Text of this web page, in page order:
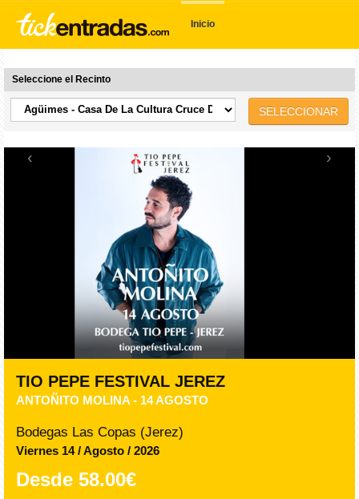
Inicio
Seleccione el Recinto
SELECCIONAR
‹ ›
TIO PEPE FESTIVAL JEREZ
ANTOÑITO MOLINA - 14 AGOSTO
Bodegas Las Copas (Jerez)
Viernes 14 / Agosto / 2026
Desde 58.00€